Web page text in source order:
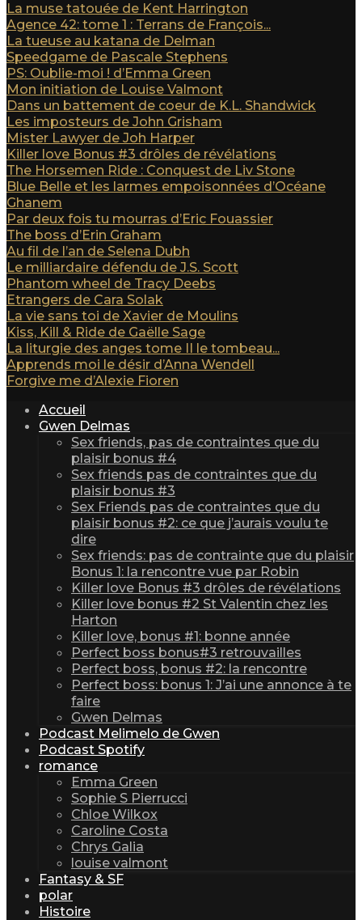
La muse tatouée de Kent Harrington
Agence 42: tome 1 : Terrans de François...
La tueuse au katana de Delman
Speedgame de Pascale Stephens
PS: Oublie-moi ! d’Emma Green
Mon initiation de Louise Valmont
Dans un battement de coeur de K.L. Shandwick
Les imposteurs de John Grisham
Mister Lawyer de Joh Harper
Killer love Bonus #3 drôles de révélations
The Horsemen Ride : Conquest de Liv Stone
Blue Belle et les larmes empoisonnées d’Océane
Ghanem
Par deux fois tu mourras d’Eric Fouassier
The boss d’Erin Graham
Au fil de l’an de Selena Dubh
Le milliardaire défendu de J.S. Scott
Phantom wheel de Tracy Deebs
Etrangers de Cara Solak
La vie sans toi de Xavier de Moulins
Kiss, Kill & Ride de Gaëlle Sage
La liturgie des anges tome II le tombeau...
Apprends moi le désir d’Anna Wendell
Forgive me d’Alexie Fioren
Accueil
Gwen Delmas
Sex friends, pas de contraintes que du
plaisir bonus #4
Sex friends pas de contraintes que du
plaisir bonus #3
Sex Friends pas de contraintes que du
plaisir bonus #2: ce que j’aurais voulu te
dire
Sex friends: pas de contrainte que du plaisir
Bonus 1: la rencontre vue par Robin
Killer love Bonus #3 drôles de révélations
Killer love bonus #2 St Valentin chez les
Harton
Killer love, bonus #1: bonne année
Perfect boss bonus#3 retrouvailles
Perfect boss, bonus #2: la rencontre
Perfect boss: bonus 1: J’ai une annonce à te
faire
Gwen Delmas
Podcast Melimelo de Gwen
Podcast Spotify
romance
Emma Green
Sophie S Pierrucci
Chloe Wilkox
Caroline Costa
Chrys Galia
louise valmont
Fantasy & SF
polar
Histoire